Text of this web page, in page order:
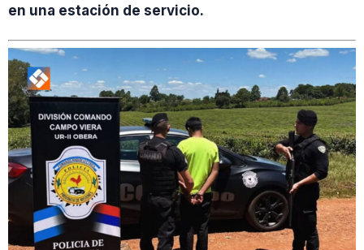
en una estación de servicio.